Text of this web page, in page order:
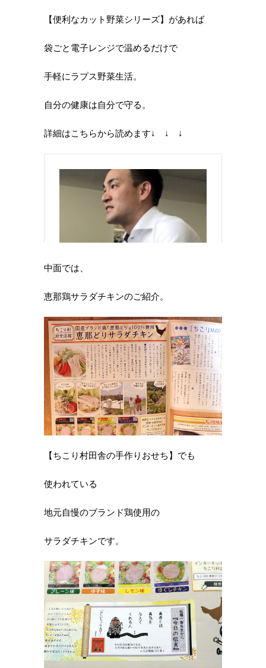
【便利なカット野菜シリーズ】があれば
袋ごと電子レンジで温めるだけで
手軽にラプス野菜生活。
自分の健康は自分で守る。
詳細はこちらから読めます↓ ↓ ↓
中面では、
恵那鶏サラダチキンのご紹介。
【ちこり村田舎の手作りおせち】でも
使われている
地元自慢のブランド鶏使用の
サラダチキンです。